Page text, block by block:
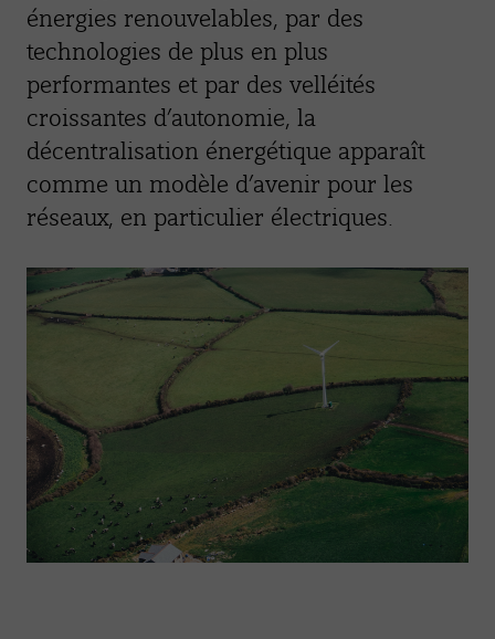
énergies renouvelables, par des
technologies de plus en plus
performantes et par des velléités
croissantes d’autonomie, la
décentralisation énergétique apparaît
comme un modèle d’avenir pour les
réseaux, en particulier électriques.